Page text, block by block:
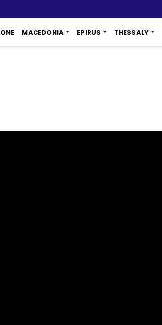
MACEDONIA EPIRUS THESSALY